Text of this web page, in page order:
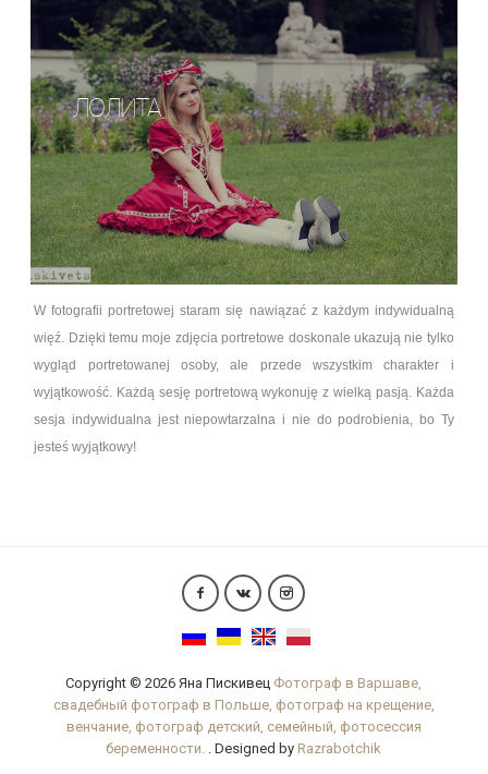
ЛОЛИТА
W fotografii portretowej staram się nawiązać z każdym indywidualną
więź. Dzięki temu moje zdjęcia portretowe doskonale ukazują nie tylko
wygląd portretowanej osoby, ale przede wszystkim charakter i
wyjątkowość. Każdą sesję portretową wykonuję z wielką pasją. Każda
sesja indywidualna jest niepowtarzalna i nie do podrobienia, bo Ty
jesteś wyjątkowy!
Copyright © 2026 Яна Пискивец Фотограф в Варшаве,
свадебный фотограф в Польше, фотограф на крещение,
венчание, фотограф детский, семейный, фотосессия
беременности. . Designed by Razrabotchik